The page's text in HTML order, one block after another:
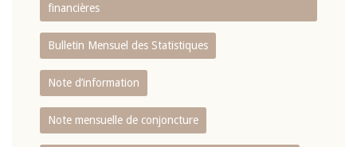
financières
Bulletin Mensuel des Statistiques
Note d’information
Note mensuelle de conjoncture